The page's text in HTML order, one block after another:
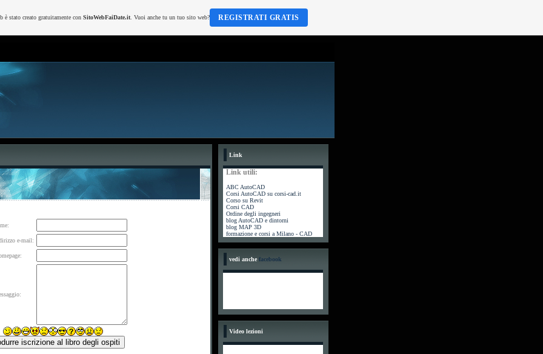
e-mail:
Link
Link utili:
ABC AutoCAD
Corsi AutoCAD su corsi-cad.it
Corso su Revit
Corsi CAD
Ordine degli ingegneri
blog AutoCAD e dintorni
blog MAP 3D
formazione e corsi a Milano - CAD
vedi anche facebook
Video lezioni
è stato creato gratuitamente conSitoWebFaiDate.it . Vuoi anche tu un tuo sito web? REGISTRATI GRATIS